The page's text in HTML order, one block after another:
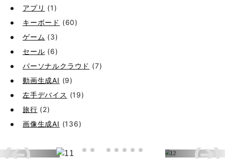
アプリ (1)
キーボード (60)
ゲーム (3)
セール (6)
パーソナルクラウド (7)
動画生成AI (9)
左手デバイス (19)
旅行 (2)
画像生成AI (136)